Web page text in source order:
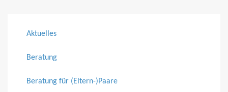
Aktuelles
Beratung
Beratung für (Eltern-)Paare